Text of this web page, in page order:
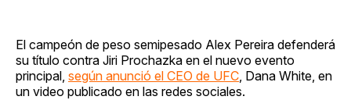
El campeón de peso semipesado Alex Pereira defenderá
su título contra Jiri Prochazka en el nuevo evento
principal, según anunció el CEO de UFC , Dana White, en
un video publicado en las redes sociales.